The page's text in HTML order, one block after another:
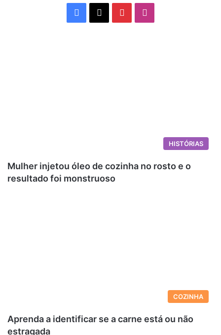
Facebook
X Pinterest
HISTÓRIAS
Mulher injetou óleo de cozinha no rosto e o
resultado foi monstruoso
COZINHA
Aprenda a identificar se a carne está ou não
estragada